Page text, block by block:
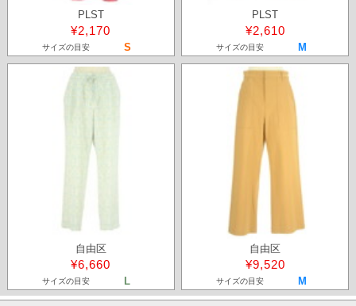
PLST
¥2,170
サイズの目安 S
PLST
¥2,610
サイズの目安 M
自由区
¥6,660
サイズの目安 L
自由区
¥9,520
サイズの目安 M